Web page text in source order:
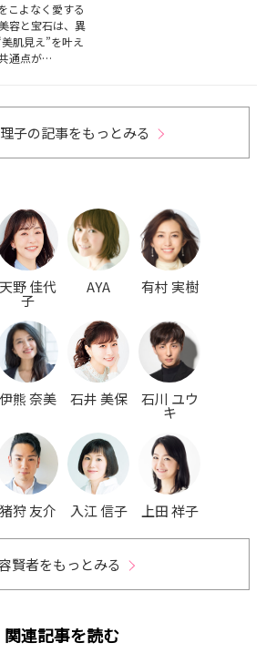
こよなく愛する
容と宝石は、異
肌見え”を叶え
通点が…
子の記事をもっとみる
天野 佳代
子
AYA 有村 実樹
伊熊 奈美 石井 美保 石川 ユウ
キ
猪狩 友介 入江 信子 上田 祥子
賢者をもっとみる
関連記事を読む